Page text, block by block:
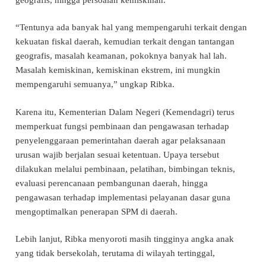
“Tentunya ada banyak hal yang mempengaruhi terkait dengan
kekuatan fiskal daerah, kemudian terkait dengan tantangan
geografis, masalah keamanan, pokoknya banyak hal lah.
Masalah kemiskinan, kemiskinan ekstrem, ini mungkin
mempengaruhi semuanya,” ungkap Ribka.
Karena itu, Kementerian Dalam Negeri (Kemendagri) terus
memperkuat fungsi pembinaan dan pengawasan terhadap
penyelenggaraan pemerintahan daerah agar pelaksanaan
urusan wajib berjalan sesuai ketentuan. Upaya tersebut
dilakukan melalui pembinaan, pelatihan, bimbingan teknis,
evaluasi perencanaan pembangunan daerah, hingga
pengawasan terhadap implementasi pelayanan dasar guna
mengoptimalkan penerapan SPM di daerah.
Lebih lanjut, Ribka menyoroti masih tingginya angka anak
yang tidak bersekolah, terutama di wilayah tertinggal,